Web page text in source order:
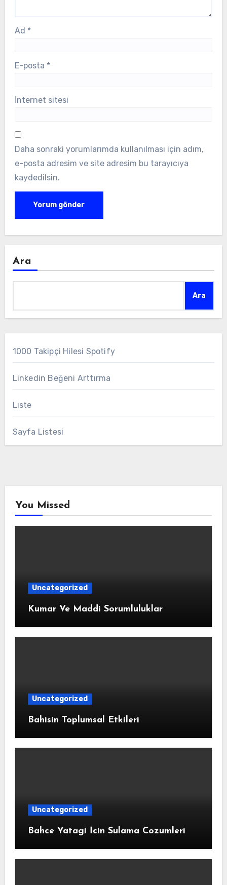
Ad *
E-posta *
İnternet sitesi
Daha sonraki yorumlarımda kullanılması için adım,
e-posta adresim ve site adresim bu tarayıcıya
kaydedilsin.
Ara
Ara
1000 Takipçi Hilesi Spotify
Linkedin Beğeni Arttırma
Liste
Sayfa Listesi
You Missed
Uncategorized
Kumar Ve Maddi Sorumluluklar
Uncategorized
Bahisin Toplumsal Etkileri
Uncategorized
Bahce Yatagi İcin Sulama Cozumleri